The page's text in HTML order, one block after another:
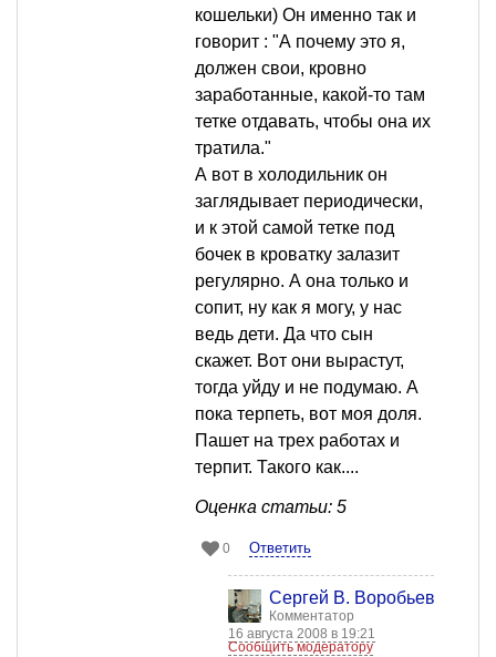
кошельки) Он именно так и
говорит : "А почему это я,
должен свои, кровно
заработанные, какой-то там
тетке отдавать, чтобы она их
тратила."
А вот в холодильник он
заглядывает периодически,
и к этой самой тетке под
бочек в кроватку залазит
регулярно. А она только и
сопит, ну как я могу, у нас
ведь дети. Да что сын
скажет. Вот они вырастут,
тогда уйду и не подумаю. А
пока терпеть, вот моя доля.
Пашет на трех работах и
терпит. Такого как....
Оценка статьи: 5
0 Ответить
Сергей В. Воробьев
Комментатор
16 августа 2008 в 19:21
Сообщить модератору